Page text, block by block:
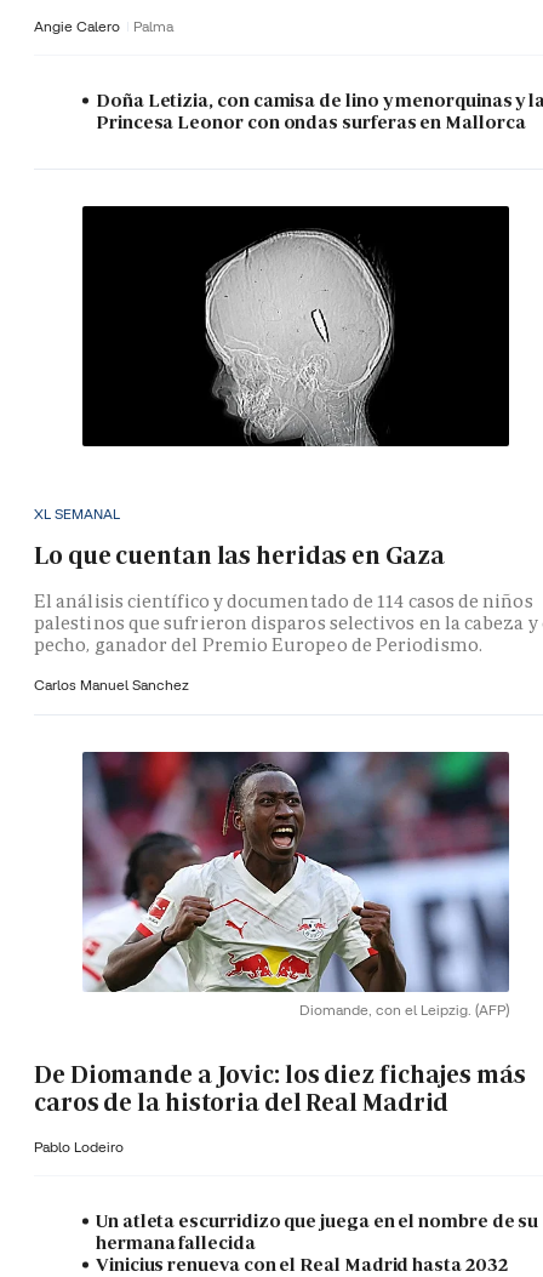
Angie Calero Palma
Doña Letizia, con camisa de lino y menorquinas y
Princesa Leonor con ondas surferas en Mallorca
XL SEMANAL
Lo que cuentan las heridas en Gaza
El análisis científico y documentado de 114 casos de niños
palestinos que sufrieron disparos selectivos en la cabeza y
pecho, ganador del Premio Europeo de Periodismo.
Carlos Manuel Sanchez
Diomande, con el Leipzig. (AFP)
De Diomande a Jovic: los diez fichajes más
caros de la historia del Real Madrid
Pablo Lodeiro
Un atleta escurridizo que juega en el nombre de su
hermana fallecida
Vinicius renueva con el Real Madrid hasta 2032